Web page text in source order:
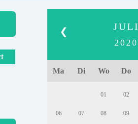
❮ JULI
2020
Ma Di Wo Do
01 02
06 07 08 09